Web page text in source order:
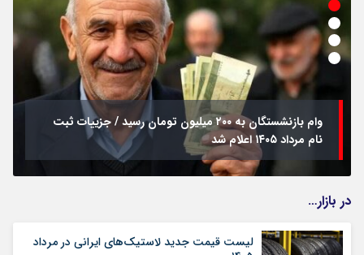
وام بازنشستگان به ۲۰۰ میلیون تومان رسید / جزییات ثبت
نام مرداد ۱۴۰۵ اعلام شد
در بازار…
لیست قیمت جدید لاستیک‌های ایرانی در مرداد